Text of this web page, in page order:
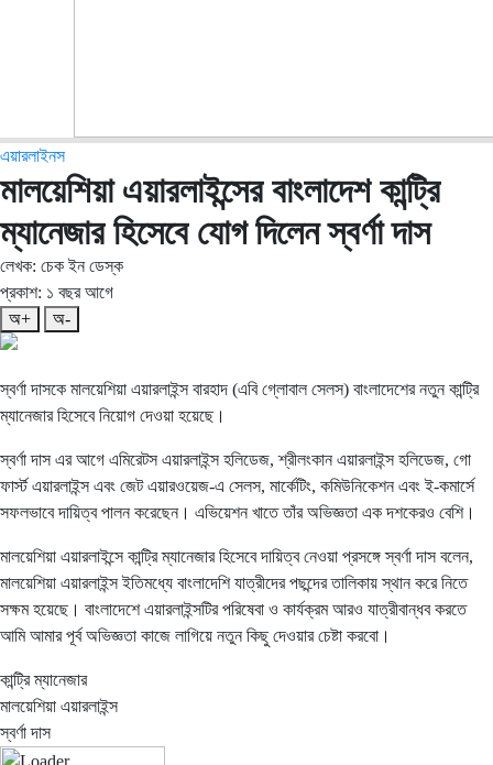
এয়ারলাইনস
মালয়েশিয়া এয়ারলাইন্সের বাংলাদেশ কান্ট্রি
ম্যানেজার হিসেবে যোগ দিলেন স্বর্ণা দাস
লেখক: চেক ইন ডেস্ক
প্রকাশ: ১ বছর আগে
অ+
অ-
স্বর্ণা দাসকে মালয়েশিয়া এয়ারলাইন্স বারহাদ (এবি গ্লোবাল সেলস) বাংলাদেশের নতুন কান্ট্রি
ম্যানেজার হিসেবে নিয়োগ দেওয়া হয়েছে।
স্বর্ণা দাস এর আগে এমিরেটস এয়ারলাইন্স হলিডেজ, শ্রীলংকান এয়ারলাইন্স হলিডেজ, গো
ফার্স্ট এয়ারলাইন্স এবং জেট এয়ারওয়েজ-এ সেলস, মার্কেটিং, কমিউনিকেশন এবং ই-কমার্সে
সফলভাবে দায়িত্ব পালন করেছেন। এভিয়েশন খাতে তাঁর অভিজ্ঞতা এক দশকেরও বেশি।
মালয়েশিয়া এয়ারলাইন্সে কান্ট্রি ম্যানেজার হিসেবে দায়িত্ব নেওয়া প্রসঙ্গে স্বর্ণা দাস বলেন,
মালয়েশিয়া এয়ারলাইন্স ইতিমধ্যে বাংলাদেশি যাত্রীদের পছন্দের তালিকায় স্থান করে নিতে
সক্ষম হয়েছে। বাংলাদেশে এয়ারলাইন্সটির পরিষেবা ও কার্যক্রম আরও যাত্রীবান্ধব করতে
আমি আমার পূর্ব অভিজ্ঞতা কাজে লাগিয়ে নতুন কিছু দেওয়ার চেষ্টা করবো।
কান্ট্রি ম্যানেজার
মালয়েশিয়া এয়ারলাইন্স
স্বর্ণা দাস